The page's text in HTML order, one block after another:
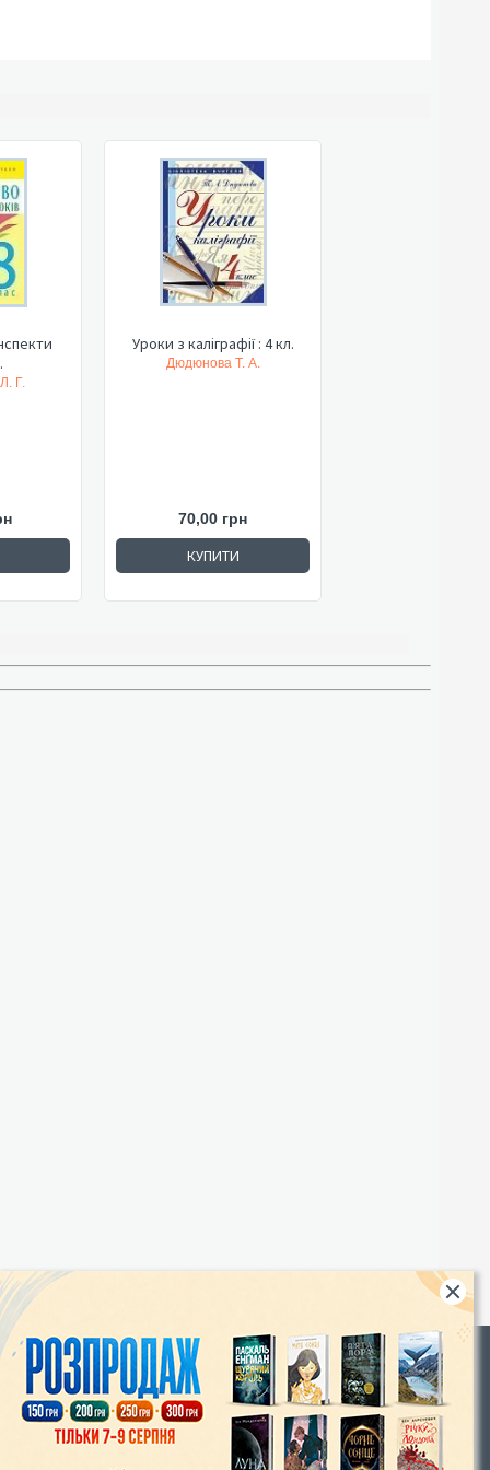
Г.
Уроки з каліграфії : 4 кл.
Дюдюнова Т. А.
70,00 грн
КУПИТИ
|
Інтернет-магазин «Видавництво Богдан»:
46018, м. Тернопіль, А/С 529